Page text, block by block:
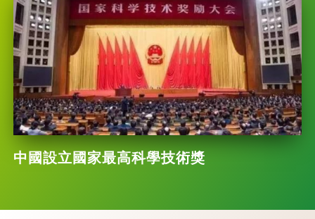
中國設立國家最高科學技術獎